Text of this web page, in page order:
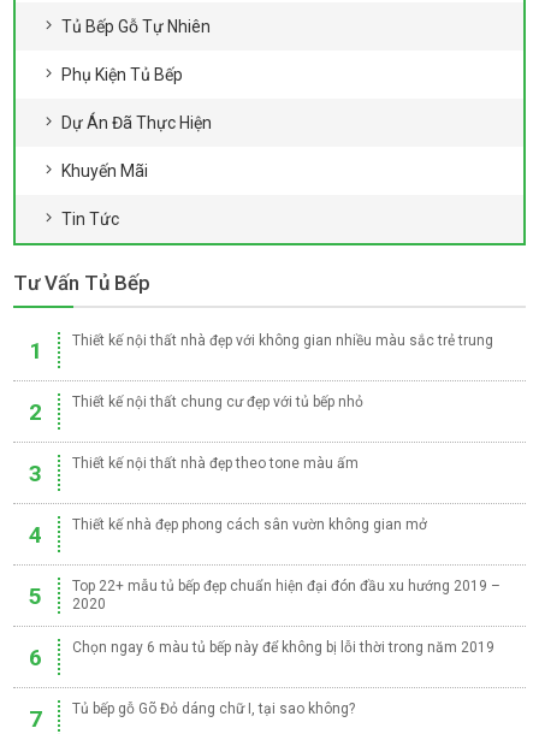
Tủ Bếp Gỗ Tự Nhiên
Phụ Kiện Tủ Bếp
Dự Án Đã Thực Hiện
Khuyến Mãi
Tin Tức
Tư Vấn Tủ Bếp
1 Thiết kế nội thất nhà đẹp với không gian nhiều màu sắc trẻ trung
2 Thiết kế nội thất chung cư đẹp với tủ bếp nhỏ
3 Thiết kế nội thất nhà đẹp theo tone màu ấm
4 Thiết kế nhà đẹp phong cách sân vườn không gian mở
5
Top 22+ mẫu tủ bếp đẹp chuẩn hiện đại đón đầu xu hướng 2019 –
2020
6 Chọn ngay 6 màu tủ bếp này để không bị lỗi thời trong năm 2019
7 Tủ bếp gỗ Gõ Đỏ dáng chữ I, tại sao không?